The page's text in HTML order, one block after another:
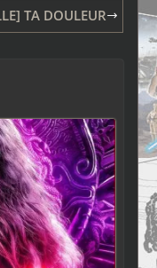
TA DOULEUR